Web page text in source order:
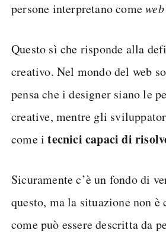
persone interpretano come
Questo sì che risponde alla
creativo. Nel mondo del web
pensa che i designer siano le
creative, mentre gli
come itecnici capaci di
Sicuramente c’è un fondo di
questo, ma la situazione non è
come può essere descritta da